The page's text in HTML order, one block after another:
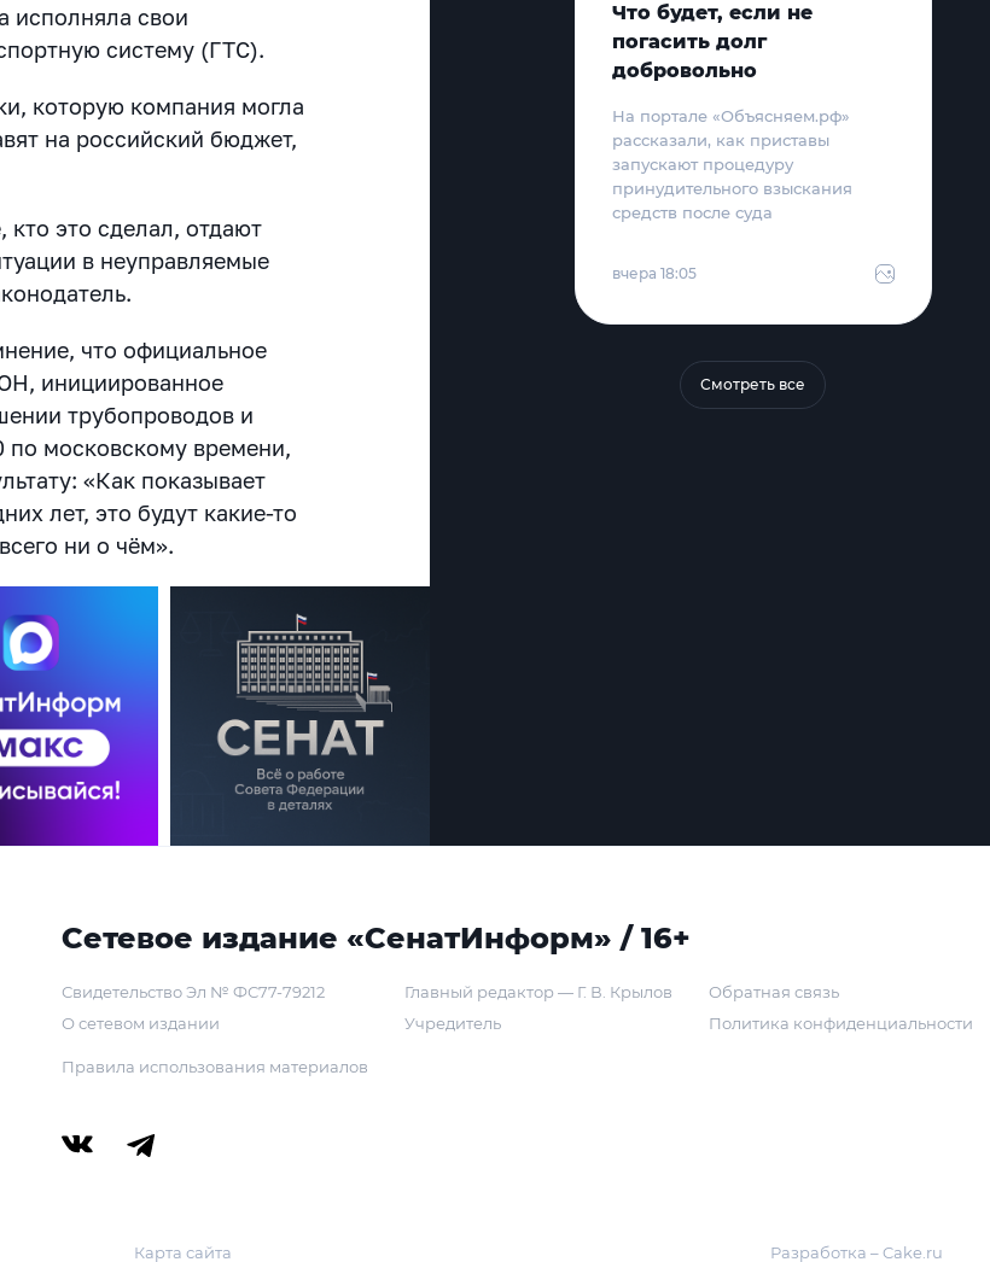
исполняла свои
систему (ГТС).
которую компания могла
на российский бюджет,
это сделал, отдают
в неуправляемые
что официальное
инициированное
трубопроводов и
по московскому времени,
«Как показывает
лет, это будут какие-то
ни о чём».
Что будет, если не
погасить долг
добровольно
На портале «Объясняем.рф»
рассказали, как приставы
запускают процедуру
принудительного взыскания
средств после суда
вчера 18:05
Смотреть все
Сетевое издание «СенатИнформ» / 16+
Свидетельство Эл № ФС77-79212
О сетевом издании
Главный редактор — Г. В. Крылов
Учредитель
Обратная связь
Политика конфиденциальности
Правила использования материалов
Карта сайта Разработка – Cake.ru